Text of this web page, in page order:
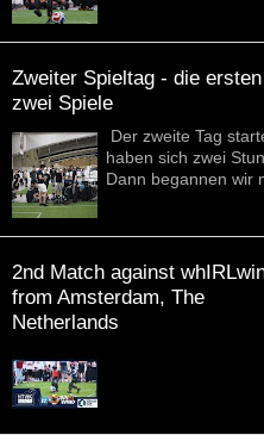
Zweiter Spieltag - die ersten
zwei Spiele
Der zweite Tag
haben sich zwei
Dann begannen wir
2nd Match against
from Amsterdam, The
Netherlands